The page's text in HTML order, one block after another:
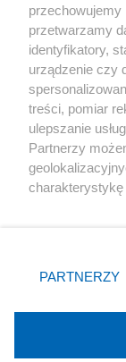
Kultura
X
przechowujemy
przetwarzamy
identyfikatory,
urządzenie czy
treści, pomiar
ulepszanie
Partnerzy
charakterystykę
zmienić/
znajdujący się
rodzaje
użytkownika,
PARTNERZY